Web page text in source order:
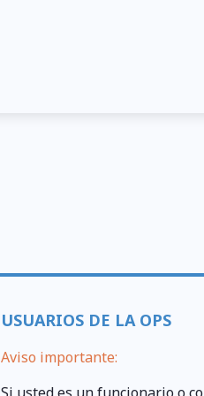
USUARIOS DE LA OPS
Aviso importante: